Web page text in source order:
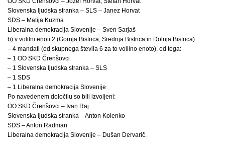
Slovenska ljudska stranka – SLS – Janez Horvat
SDS – Matija Kuzma
Liberalna demokracija Slovenije – Sven Sarjaš
b) v volilni enoti 2 (Gornja Bistrica, Srednja Bistrica in Dolnja Bistrica):
– 4 mandati (od skupnega števila 6 za to volilno enoto), od tega:
– 1 OO SKD Črenšovci
– 1 Slovenska ljudska stranka – SLS
– 1 SDS
– 1 Liberalna demokracija Slovenije
Po navedenem določilu so bili izvoljeni:
OO SKD Črenšovci – Ivan Raj
Slovenska ljudska stranka – Anton Kolenko
SDS – Anton Radman
Liberalna demokracija Slovenije – Dušan Dervarič.